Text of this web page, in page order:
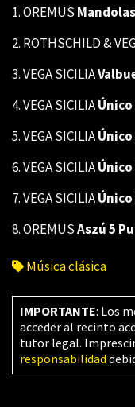
1. OREMUS
2. ROTHSCHILD &
3. VEGA SICILIA
4. VEGA SICILIAÚnico
5. VEGA SICILIAÚnico
6. VEGA SICILIAÚnico
7. VEGA SICILIAÚnico
8.OREMUSAszú 5
Música clásica
IMPORTANTE: Los
acceder al recinto
tutor legal.
responsabilidad